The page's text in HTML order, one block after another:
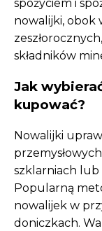
spożyciem i
nowalijki, obok
składników
Jak
kupować?
Nowalijki
szklarniach
Popularną
nowalijek w
doniczkach.